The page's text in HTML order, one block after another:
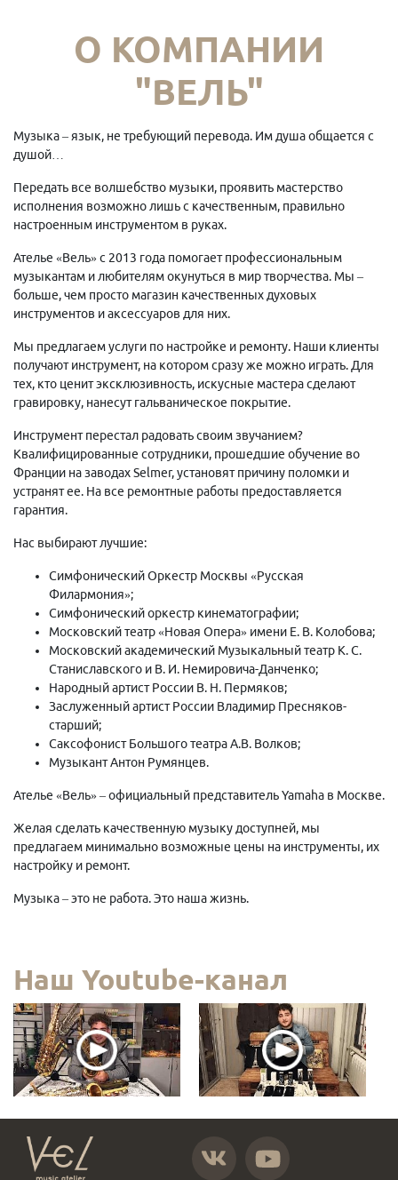
О КОМПАНИИ
"ВЕЛЬ"
Музыка – язык, не требующий перевода. Им душа общается с
душой…
Передать все волшебство музыки, проявить мастерство
исполнения возможно лишь с качественным, правильно
настроенным инструментом в руках.
Ателье «Вель» с 2013 года помогает профессиональным
музыкантам и любителям окунуться в мир творчества. Мы –
больше, чем просто магазин качественных духовых
инструментов и аксессуаров для них.
Мы предлагаем услуги по настройке и ремонту. Наши клиенты
получают инструмент, на котором сразу же можно играть. Для
тех, кто ценит эксклюзивность, искусные мастера сделают
гравировку, нанесут гальваническое покрытие.
Инструмент перестал радовать своим звучанием?
Квалифицированные сотрудники, прошедшие обучение во
Франции на заводах Selmer, установят причину поломки и
устранят ее. На все ремонтные работы предоставляется
гарантия.
Нас выбирают лучшие:
Симфонический Оркестр Москвы «Русская
Филармония»;
Симфонический оркестр кинематографии;
Московский театр «Новая Опера» имени Е. В. Колобова;
Московский академический Музыкальный театр К. С.
Станиславского и В. И. Немировича-Данченко;
Народный артист России В. Н. Пермяков;
Заслуженный артист России Владимир Пресняков-
старший;
Саксофонист Большого театра А.В. Волков;
Музыкант Антон Румянцев.
Ателье «Вель» – официальный представитель Yamaha в Москве.
Желая сделать качественную музыку доступней, мы
предлагаем минимально возможные цены на инструменты, их
настройку и ремонт.
Музыка – это не работа. Это наша жизнь.
Наш Youtube-канал